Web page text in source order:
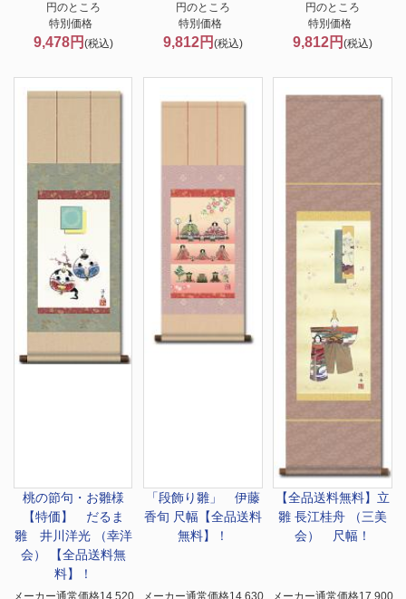
円のところ
特別価格
9,478円 (税込)
円のところ
特別価格
9,812円 (税込)
円のところ
特別価格
9,812円(税込)
桃の節句・お雛様
【特価】 だるま
雛 井川洋光 （幸洋
会） 【全品送料無
料】！
メーカー通常価格14,520
「段飾り雛」 伊藤
香旬 尺幅【全品送料
無料】！
メーカー通常価格14,630
【全品送料無料】 立
雛 長江桂舟 （三美
会） 尺幅！
メーカー通常価格17,900